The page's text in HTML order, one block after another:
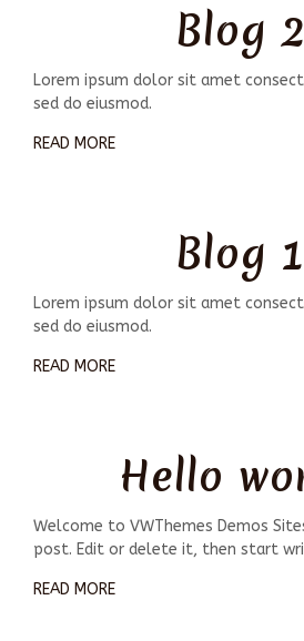
Blog 2
Lorem ipsum dolor sit amet
sed do eiusmod.
READ MORE
Blog 1
Lorem ipsum dolor sit amet
sed do eiusmod.
READ MORE
Hello
Welcome to VWThemes Demos
post. Edit or delete it, then start
READ MORE